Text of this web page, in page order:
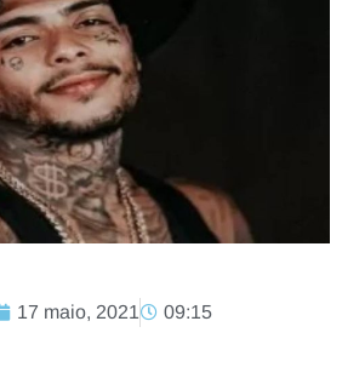
17 maio, 2021 09:15